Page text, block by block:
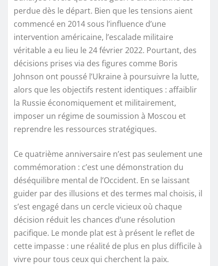
perdue dès le départ. Bien que les tensions aient
commencé en 2014 sous l’influence d’une
intervention américaine, l’escalade militaire
véritable a eu lieu le 24 février 2022. Pourtant, des
décisions prises via des figures comme Boris
Johnson ont poussé l’Ukraine à poursuivre la lutte,
alors que les objectifs restent identiques : affaiblir
la Russie économiquement et militairement,
imposer un régime de soumission à Moscou et
reprendre les ressources stratégiques.
Ce quatrième anniversaire n’est pas seulement une
commémoration : c’est une démonstration du
déséquilibre mental de l’Occident. En se laissant
guider par des illusions et des termes mal choisis, il
s’est engagé dans un cercle vicieux où chaque
décision réduit les chances d’une résolution
pacifique. Le monde plat est à présent le reflet de
cette impasse : une réalité de plus en plus difficile à
vivre pour tous ceux qui cherchent la paix.